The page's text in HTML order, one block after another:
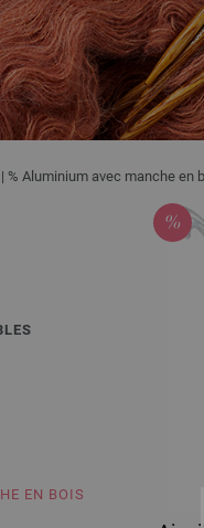
% Aluminium avec manche en
EN BOIS